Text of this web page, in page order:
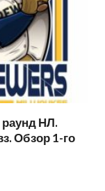
НЛ.
Обзор 1-го